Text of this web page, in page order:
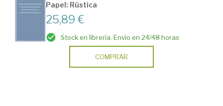
Papel: Rústica
25,89 €
Stock en librería. Envío en 24/48 horas
COMPRAR